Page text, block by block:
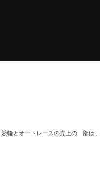
競輪とオートレースの売上の一部は、